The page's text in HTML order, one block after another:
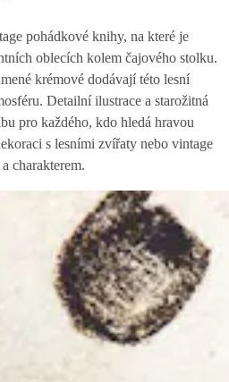
pohádkové knihy, na které je
oblecích kolem čajového stolku.
krémové dodávají této lesní
Detailní ilustrace a starožitná
pro každého, kdo hledá hravou
s lesními zvířaty nebo vintage
charakterem.